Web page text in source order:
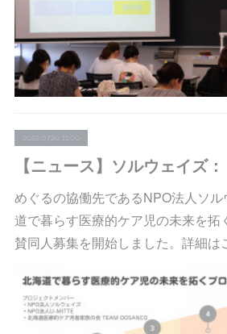
2022.07.20 11:00
めぐるの協働先であるNPO法人ソ
道で暮らす医療的ケア児の未来を拓
賛同人募集を開始しました。詳細